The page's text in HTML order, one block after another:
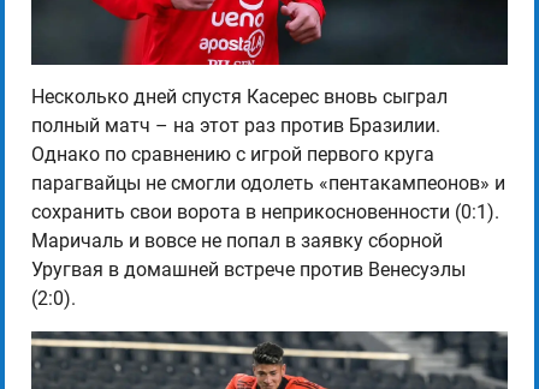
Несколько дней спустя Касерес вновь сыграл
полный матч – на этот раз против Бразилии.
Однако по сравнению с игрой первого круга
парагвайцы не смогли одолеть «пентакампеонов» и
сохранить свои ворота в неприкосновенности (0:1).
Маричаль и вовсе не попал в заявку сборной
Уругвая в домашней встрече против Венесуэлы
(2:0).